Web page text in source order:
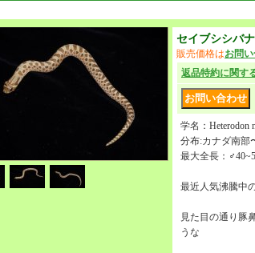
セイブシシバ
販売価格はお問
返品特約に関す
学名：Heterodon
分布:カナダ南部
最大全長：
最近人気沸騰中
見た目の通り豚
うな